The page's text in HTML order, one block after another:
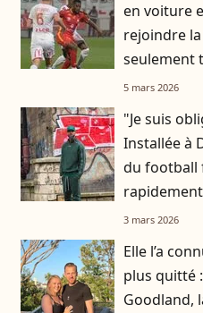
en voiture
rejoindre
seulement
5 mars 2026
"Je suis
Installée à
du football
France
3 mars 2026
Elle l’a
plus quitté
Goodland,